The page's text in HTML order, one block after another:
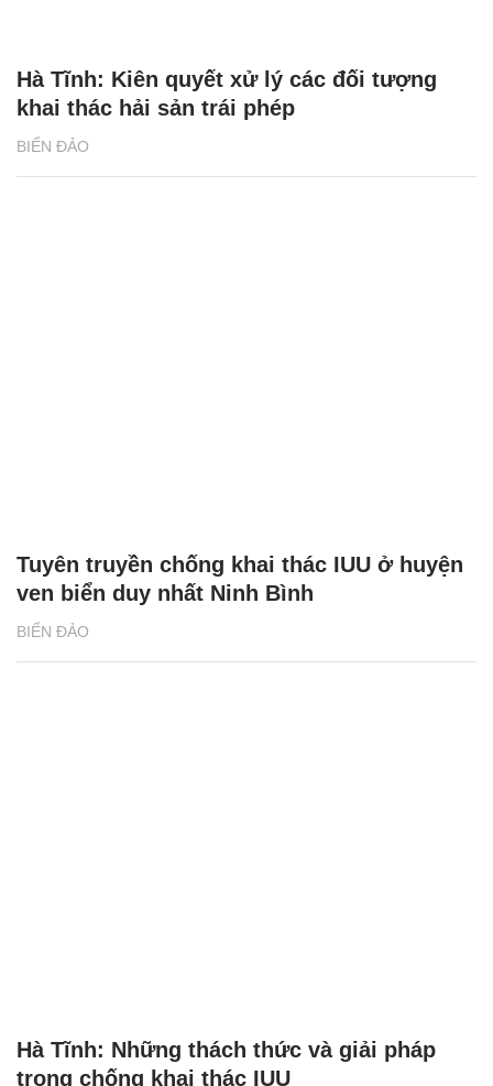
BIỂN ĐẢO
Hà Tĩnh: Kiên quyết xử lý các đối tượng
khai thác hải sản trái phép
BIỂN ĐẢO
Tuyên truyền chống khai thác IUU ở huyện
ven biển duy nhất Ninh Bình
Hà Tĩnh: Những thách thức và giải pháp
trong chống khai thác IUU